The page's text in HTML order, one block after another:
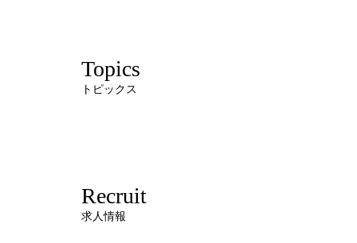
Topics
トピックス
Recruit
求人情報